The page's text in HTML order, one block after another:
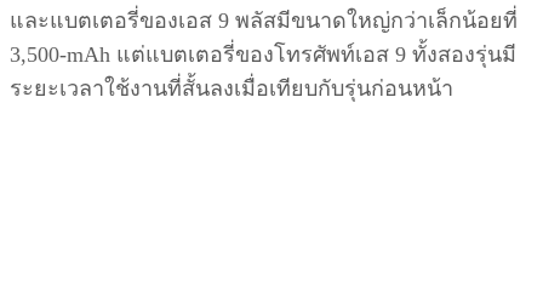
และแบตเตอรี่ของเอส 9 พลัสมีขนาดใหญ่กว่าเล็กน้อยที่
3,500-mAh แต่แบตเตอรี่ของโทรศัพท์เอส 9 ทั้งสองรุ่นมี
ระยะเวลาใช้งานที่สั้นลงเมื่อเทียบกับรุ่นก่อนหน้า